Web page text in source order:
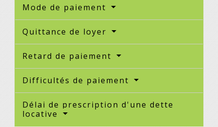
Mode de paiement
Quittance de loyer
Retard de paiement
Difficultés de paiement
Délai de prescription d'une dette
locative